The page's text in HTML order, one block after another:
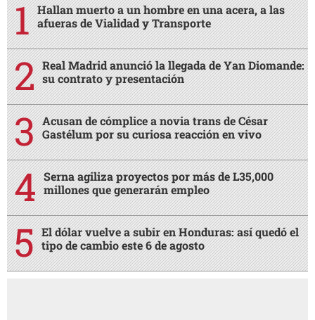
Hallan muerto a un hombre en una acera, a las
afueras de Vialidad y Transporte
Real Madrid anunció la llegada de Yan Diomande:
su contrato y presentación
Acusan de cómplice a novia trans de César
Gastélum por su curiosa reacción en vivo
Serna agiliza proyectos por más de L35,000
millones que generarán empleo
El dólar vuelve a subir en Honduras: así quedó el
tipo de cambio este 6 de agosto